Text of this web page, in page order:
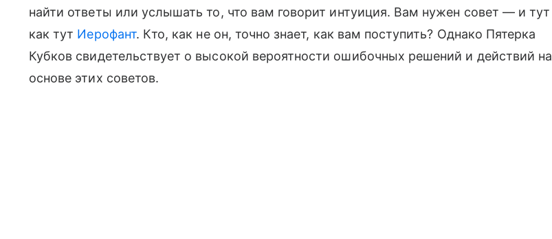
найти ответы или услышать то, что вам говорит интуиция. Вам нужен совет — и тут
как тут Иерофант. Кто, как не он, точно знает, как вам поступить? Однако Пятерка
Кубков свидетельствует о высокой вероятности ошибочных решений и действий на
основе этих советов.